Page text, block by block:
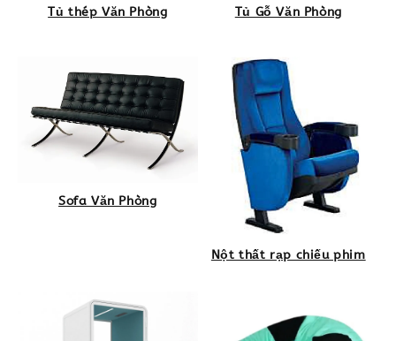
Tủ thép Văn Phòng Tủ Gỗ Văn Phòng
Sofa Văn Phòng
Nột thất rạp chiếu phim